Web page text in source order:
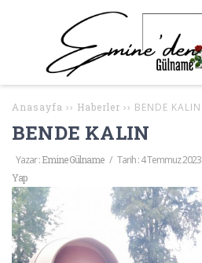
Anasayfa ›› Haberler ›› BENDE KALIN
BENDE KALIN
Yazar :Emine Gülname / Tarih :4 Temmuz 2023
Yap